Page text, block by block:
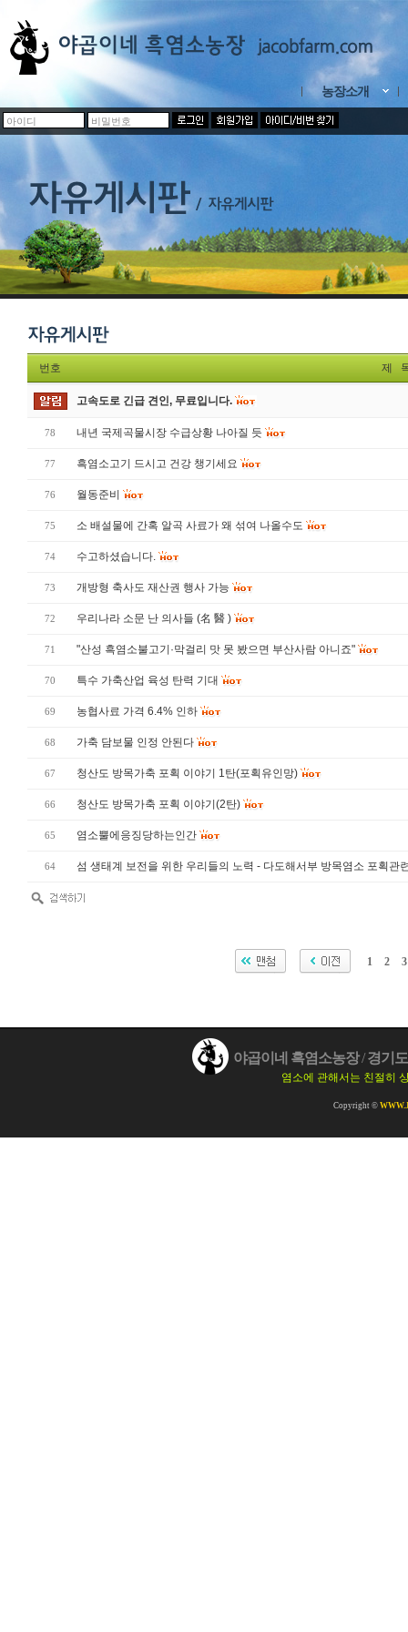
농장소개
번호 제
고속도로 긴급 견인, 무료입니다.
78 내년 국제곡물시장 수급상황 나아질 듯
77 흑염소고기 드시고 건강 챙기세요
76 월동준비
75 소 배설물에 간혹 알곡 사료가 왜 섞여 나올수도
74 수고하셨습니다.
73 개방형 축사도 재산권 행사 가능
72 우리나라 소문 난 의사들 (名 醫 )
71 "산성 흑염소불고기·막걸리 맛 못 봤으면 부산사람 아니죠"
70 특수 가축산업 육성 탄력 기대
69 농협사료 가격 6.4% 인하
68 가축 담보물 인정 안된다
67 청산도 방목가축 포획 이야기 1탄(포획유인망)
66 청산도 방목가축 포획 이야기(2탄)
65 염소뿔에응징당하는인간
64 섬 생태계 보전을 위한 우리들의 노력 - 다도해서부 방목염소 포획관
1 2 3
야곱이네 흑염소농장/경기
염소에 관해서는 친절히
Copyright ©